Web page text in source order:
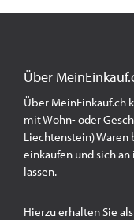
Über
Über MeinEinkauf.ch
mit Wohn- oder
Liechtenstein)
einkaufen und sich
lassen.
Hierzu erhalten Sie